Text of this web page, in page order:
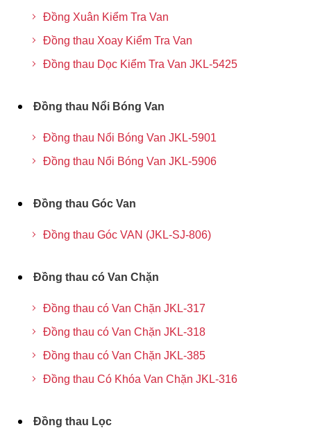
Đồng Xuân Kiểm Tra Van
Đồng thau Xoay Kiểm Tra Van
Đồng thau Dọc Kiểm Tra Van JKL-5425
Đồng thau Nổi Bóng Van
Đồng thau Nổi Bóng Van JKL-5901
Đồng thau Nổi Bóng Van JKL-5906
Đồng thau Góc Van
Đồng thau Góc VAN (JKL-SJ-806)
Đồng thau có Van Chặn
Đồng thau có Van Chặn JKL-317
Đồng thau có Van Chặn JKL-318
Đồng thau có Van Chặn JKL-385
Đồng thau Có Khóa Van Chặn JKL-316
Đồng thau Lọc